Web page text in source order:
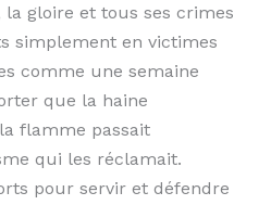
gloire et tous ses crimes
simplement en victimes
comme une semaine
que la haine
flamme passait
qui les réclamait.
pour servir et défendre